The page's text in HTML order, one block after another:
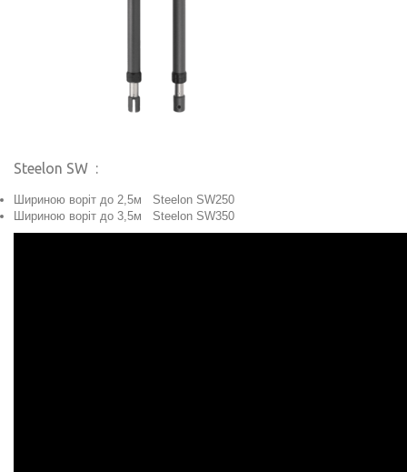
Steelon SW :
Шириною воріт до 2,5м Steelon SW250
Шириною воріт до 3,5м Steelon SW350